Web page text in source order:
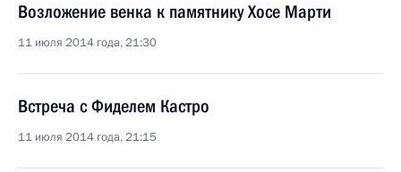
Возложение венка к памятнику Хосе Марти
11 июля 2014 года, 21:30
Встреча с Фиделем Кастро
11 июля 2014 года, 21:15